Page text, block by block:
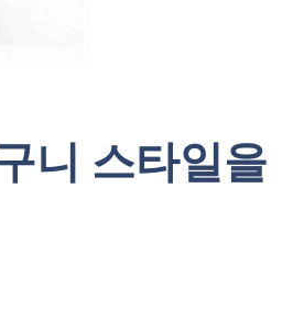
니 스타일을